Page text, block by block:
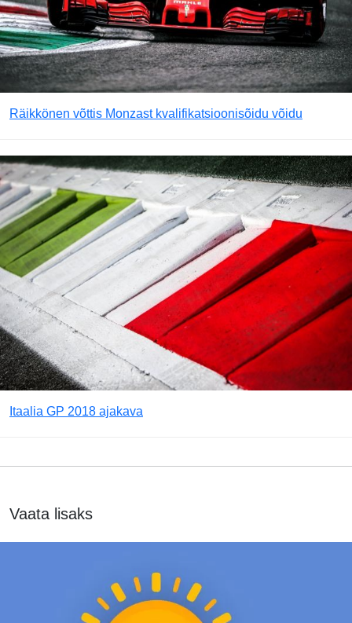
Räikkönen võttis Monzast kvalifikatsioonisõidu võidu
Itaalia GP 2018 ajakava
Vaata lisaks